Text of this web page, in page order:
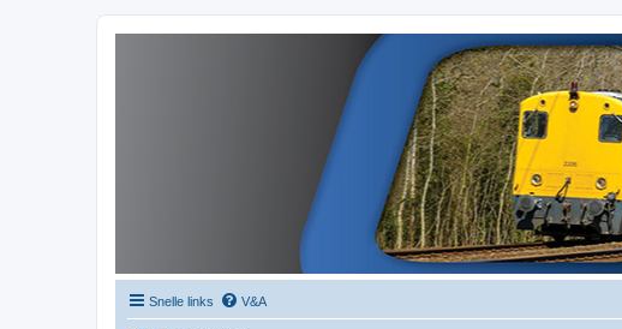
Snelle links V&A